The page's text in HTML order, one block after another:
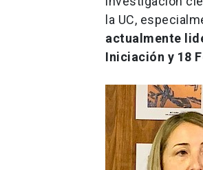
la UC,
actualmente
Iniciación y 18